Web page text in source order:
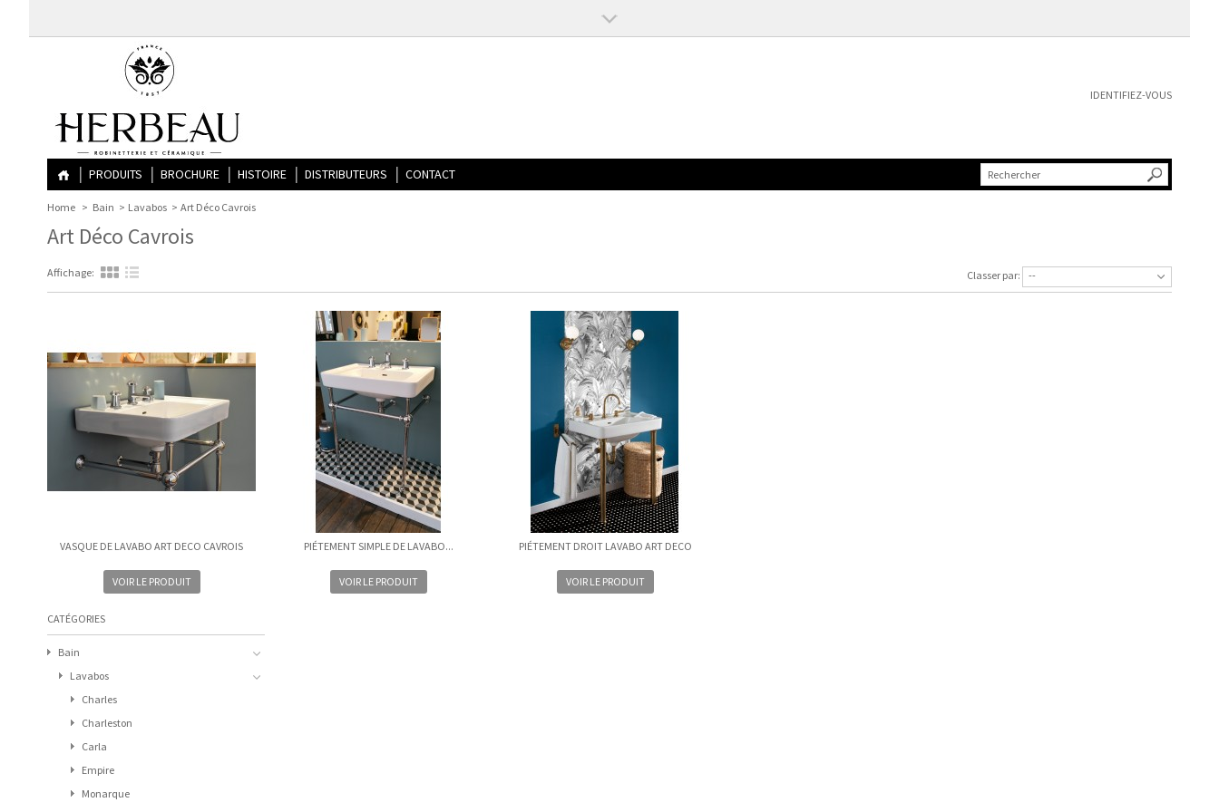
IDENTIFIEZ-VOUS
PRODUITS BROCHURE HISTOIRE DISTRIBUTEURS CONTACT
Home > Bain > Lavabos > Art Déco Cavrois
Art Déco Cavrois
Affichage: Classer par: --
VASQUE DE LAVABO ART DECO CAVROIS
VOIR LE PRODUIT
PIÉTEMENT SIMPLE DE LAVABO...
VOIR LE PRODUIT
PIÉTEMENT DROIT LAVABO ART DECO
VOIR LE PRODUIT
CATÉGORIES
Bain
Lavabos
Charles
Charleston
Carla
Empire
Monarque